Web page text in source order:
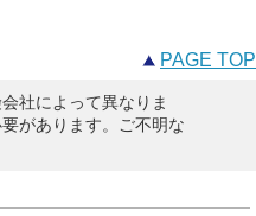
PAGE TOP
社によって異なりま
があります。ご不明な